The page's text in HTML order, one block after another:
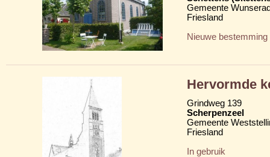
Gemeente
Friesland
Nieuwe bestemming
Hervormde
Grindweg 139
Scherpenzeel
Gemeente
Friesland
In gebruik